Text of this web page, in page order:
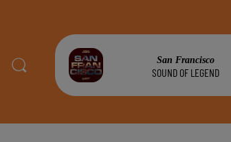
San Francisco
SOUND OF LEGEND